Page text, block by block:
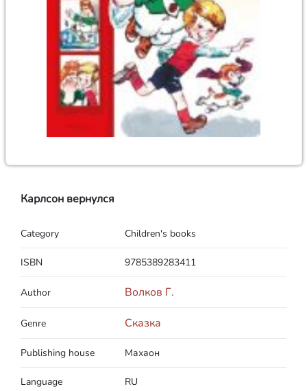
Карлсон вернулся
Category Children's books
ISBN 9785389283411
Author Волков Г.
Genre Сказка
Publishing house Махаон
Language RU